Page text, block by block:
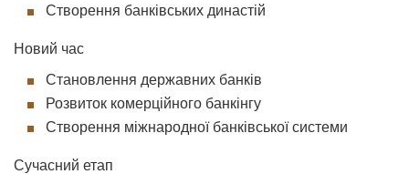
Створення банківських династій
Новий час
Становлення державних банків
Розвиток комерційного банкінгу
Створення міжнародної банківської системи
Сучасний етап